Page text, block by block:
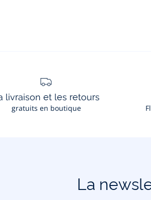
livraison et les retours
gratuits en boutique
La